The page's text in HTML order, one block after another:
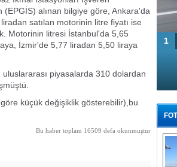
(EPGİS) alınan bilgiye göre, Ankara'da
satılan motorinin litre fiyatı ise
Motorinin litresi İstanbul'da 5,65
İzmir'de 5,77 liradan 5,50 liraya
piyasalarda 310 dolardan
küçük değişiklik gösterebilir),bu
Bu haber toplam 16509 defa okunmuştur
1